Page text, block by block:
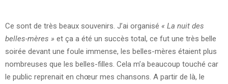
Ce sont de très beaux souvenirs. J’ai organisé « La nuit des
belles-mères » et ça a été un succès total, ce fut une très belle
soirée devant une foule immense, les belles-mères étaient plus
nombreuses que les belles-filles. Cela m’a beaucoup touché car
le public reprenait en chœur mes chansons. A partir de là, le